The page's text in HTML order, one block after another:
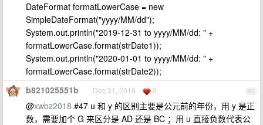
DateFormat formatLowerCase = new
SimpleDateFormat("yyyy/MM/dd");
System.out.println("2019-12-31 to yyyy/MM/dd: " +
formatLowerCase.format(strDate1));
System.out.println("2020-01-01 to yyyy/MM/dd: " +
formatLowerCase.format(strDate2));
61
b821025551b Dec 31, 2019 2
@xwbz2018 #47 u 和 y 的区别主要是公元前的年份，用 y 是正
数，需要加个 G 来区分是 AD 还是 BC ；用 u 直接负数代表公